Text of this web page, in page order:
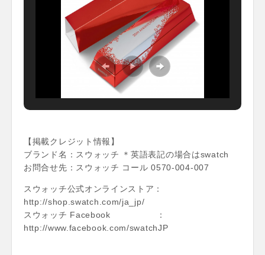
【掲載クレジット情報】
ブランド名：スウォッチ ＊英語表記の場合はswatch
お問合せ先：スウォッチ コール 0570-004-007
スウォッチ公式オンラインストア：
http://shop.swatch.com/ja_jp/
スウォッチ Facebook ：
http://www.facebook.com/swatchJP